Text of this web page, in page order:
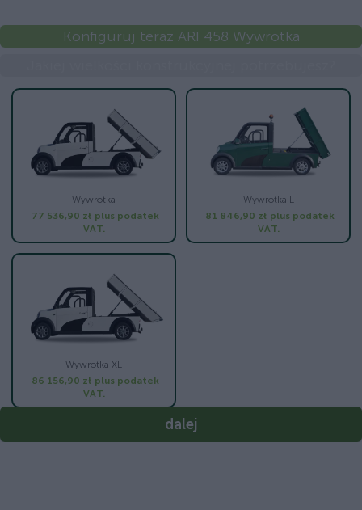
Konfiguruj teraz ARI 458 Wywrotka
Wywrotka
77 536,90 zł plus podatek
VAT.
Wywrotka L
81 846,90 zł plus podatek
VAT.
Wywrotka XL
86 156,90 zł plus podatek
VAT.
dalej